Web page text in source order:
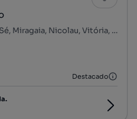
Baixa, Cedofeita, Ildefonso, Sé, Miragaia, Nicolau, Vitória, Porto, Porto
Destacado